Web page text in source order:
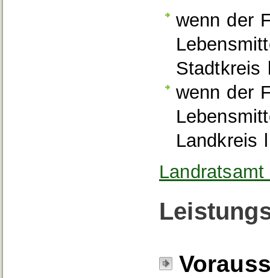
wenn der
Stadtkreis
wenn der
Landkreis